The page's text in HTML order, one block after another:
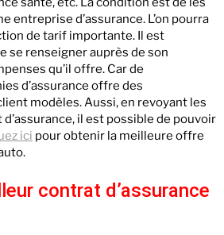
entreprise d’assurance. L’on pourra
de tarif importante. Il est
se renseigner auprès de son
qu’il offre. Car de
d’assurance offre des
modèles. Aussi, en revoyant les
il est possible de pouvoir
ici pour obtenir la meilleure offre
contrat d’assurance